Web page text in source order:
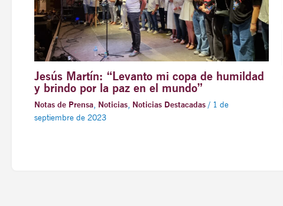
Jesús Martín: “Levanto mi copa de humildad
y brindo por la paz en el mundo”
Notas de Prensa, Noticias, Noticias Destacadas/ 1 de
septiembre de 2023